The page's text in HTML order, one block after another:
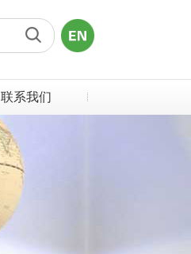
联系我们